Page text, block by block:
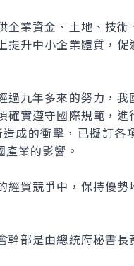
業資金、土地、技術
提升中小企業體質，
九年多來的努力，我
實遵守國際規範，
成的衝擊，已擬訂各
業的影響。
貿競爭中，保持優勢
部是由總統府秘書長